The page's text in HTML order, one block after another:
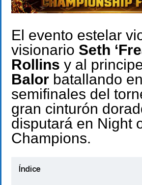
El evento estelar
visionario Seth
Rollins y al
Balor batallando
semifinales del
gran cinturón
disputará en Night
Champions.
Índice